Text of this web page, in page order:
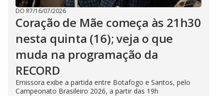
DO R7/16/07/2026
Coração de Mãe começa às 21h30
nesta quinta (16); veja o que
muda na programação da
RECORD
Emissora exibe a partida entre Botafogo e Santos, pelo
Campeonato Brasileiro 2026, a partir das 19h